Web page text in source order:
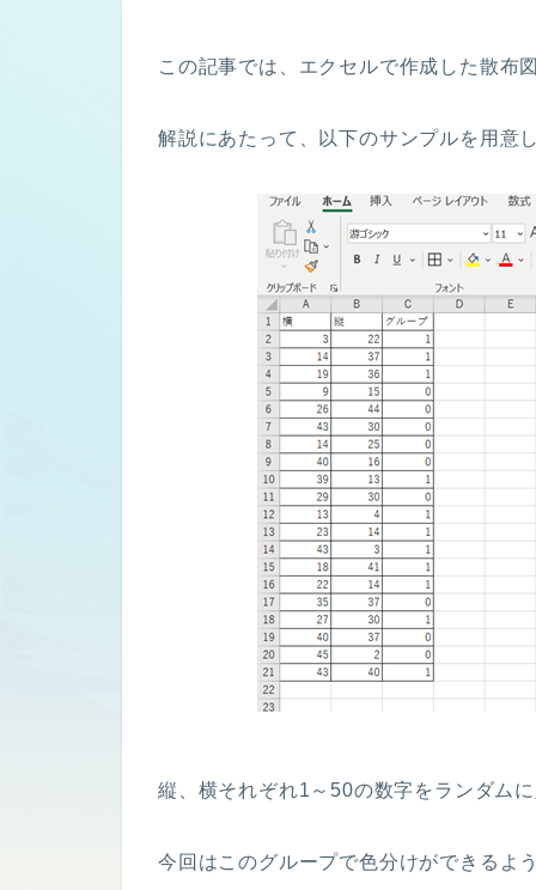
この記事では、エクセルで作成した散布
解説にあたって、以下のサンプルを用意
縦、横それぞれ1～50の数字をランダム
今回はこのグループで色分けができるよ